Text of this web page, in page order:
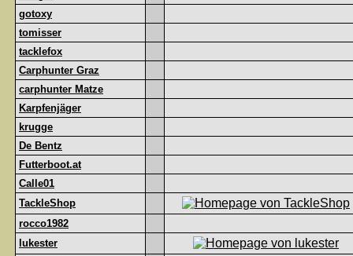
gotoxy
tomisser
tacklefox
Carphunter Graz
carphunter Matze
Karpfenjäger
krugge
De Bentz
Futterboot.at
Calle01
TackleShop
rocco1982
lukester